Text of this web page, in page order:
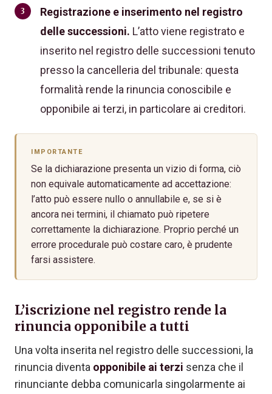
Registrazione e inserimento nel registro
delle successioni. L’atto viene registrato e
inserito nel registro delle successioni tenuto
presso la cancelleria del tribunale: questa
formalità rende la rinuncia conoscibile e
opponibile ai terzi, in particolare ai creditori.
IMPORTANTE
Se la dichiarazione presenta un vizio di forma, ciò
non equivale automaticamente ad accettazione:
l’atto può essere nullo o annullabile e, se si è
ancora nei termini, il chiamato può ripetere
correttamente la dichiarazione. Proprio perché un
errore procedurale può costare caro, è prudente
farsi assistere.
L’iscrizione nel registro rende la
rinuncia opponibile a tutti
Una volta inserita nel registro delle successioni, la
rinuncia diventa opponibile ai terzi senza che il
rinunciante debba comunicarla singolarmente ai